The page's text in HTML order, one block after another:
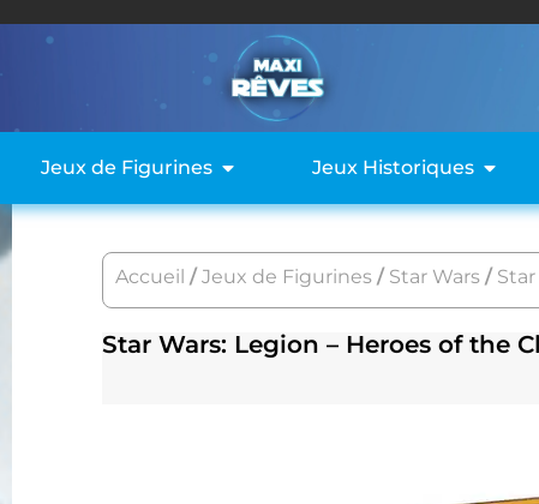
Jeux de Figurines Jeux Historiques
Accueil /Jeux de Figurines / Star Wars /
Star Wars: Legion – Heroes of the